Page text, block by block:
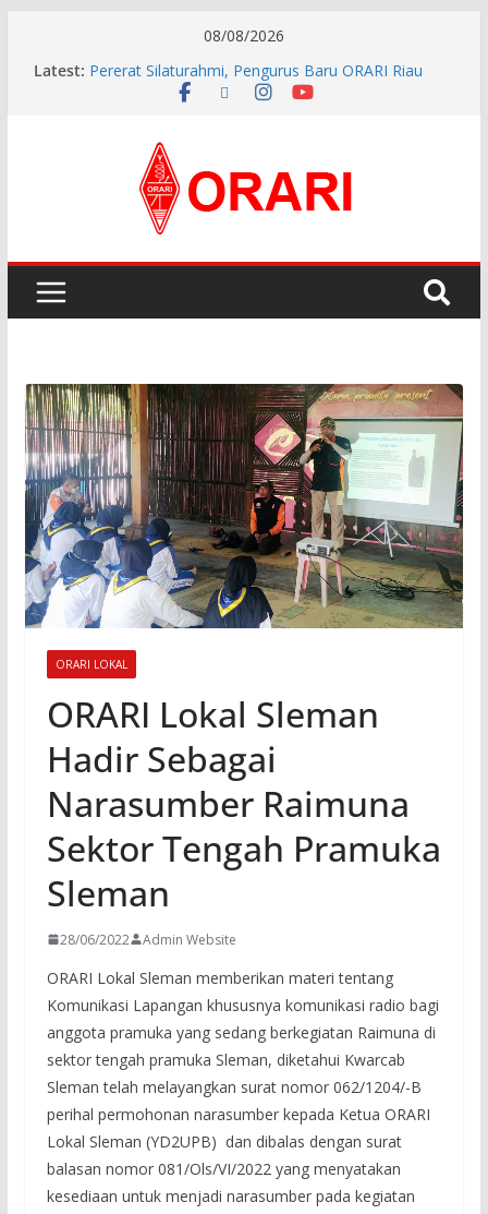
08/08/2026
Latest: Pererat Silaturahmi, Pengurus Baru ORARI Riau
Audiensi dan Siap Bersinergi dengan Diskominfotik
Preparatory Group for WRC-27 )
Aftiyedi Dalimunthe (YC5NNF) Resmi Pimpin ORARI
Lokal Bengkalis 2026–2029, Dikukuhkan Langsung
Ketua Orari Daerah Riau
Riau Beserta Jajaran Hadiri Muslok III Bengkalis
ORARI LOKAL
ORARI Lokal Sleman
Hadir Sebagai
Narasumber Raimuna
Sektor Tengah Pramuka
Sleman
28/06/2022 Admin Website
ORARI Lokal Sleman memberikan materi tentang
Komunikasi Lapangan khususnya komunikasi radio bagi
anggota pramuka yang sedang berkegiatan Raimuna di
sektor tengah pramuka Sleman, diketahui Kwarcab
Sleman telah melayangkan surat nomor 062/1204/-B
perihal permohonan narasumber kepada Ketua ORARI
Lokal Sleman (YD2UPB) dan dibalas dengan surat
balasan nomor 081/Ols/VI/2022 yang menyatakan
kesediaan untuk menjadi narasumber pada kegiatan